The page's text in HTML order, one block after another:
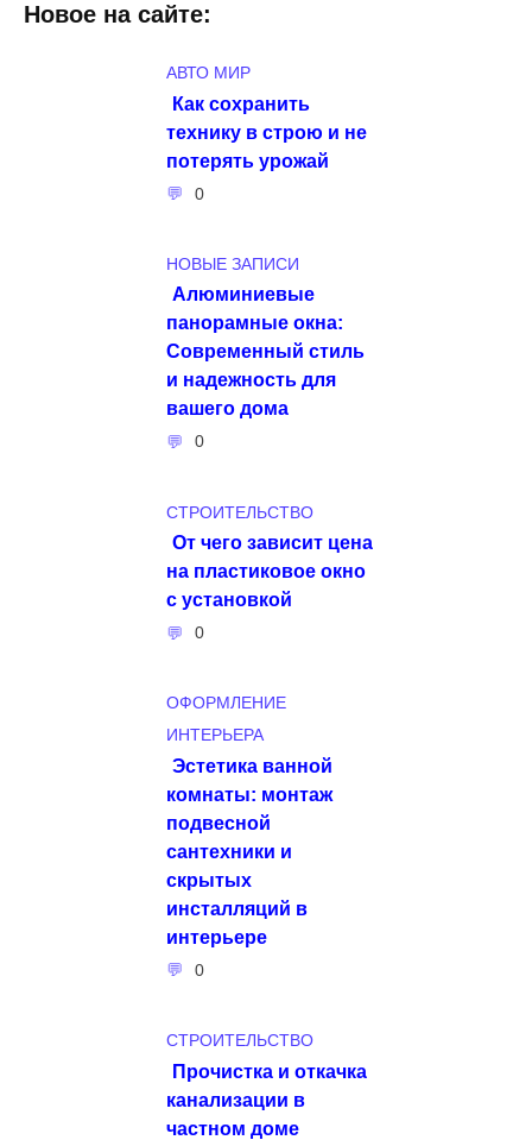
Новое на сайте:
АВТО МИР
Как сохранить
технику в строю и не
потерять урожай
0
НОВЫЕ ЗАПИСИ
Алюминиевые
панорамные окна:
Современный стиль
и надежность для
вашего дома
0
СТРОИТЕЛЬСТВО
От чего зависит цена
на пластиковое окно
с установкой
0
ОФОРМЛЕНИЕ
ИНТЕРЬЕРА
Эстетика ванной
комнаты: монтаж
подвесной
сантехники и
скрытых
инсталляций в
интерьере
0
СТРОИТЕЛЬСТВО
Прочистка и откачка
канализации в
частном доме